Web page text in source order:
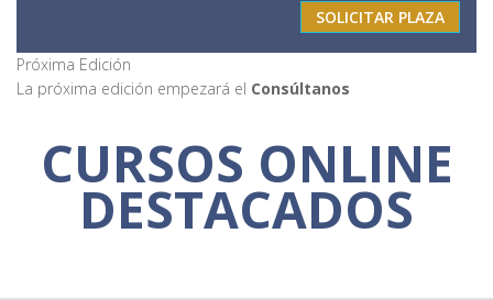
Próxima Edición
La próxima edición empezará el Consúltanos
CURSOS ONLINE
DESTACADOS